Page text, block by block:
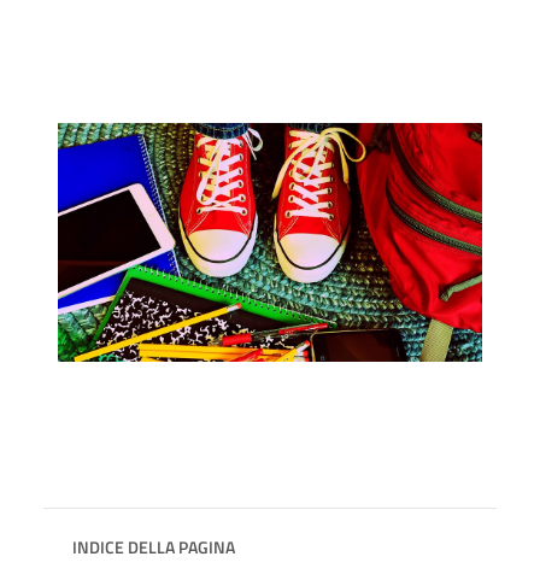
INDICE DELLA PAGINA